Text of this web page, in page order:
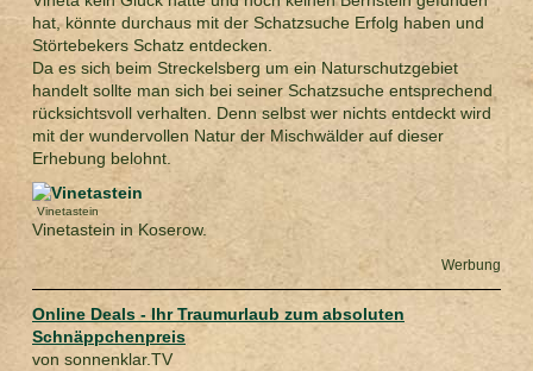
hat, könnte durchaus mit der Schatzsuche Erfolg haben und
Störtebekers Schatz entdecken.
Da es sich beim Streckelsberg um ein Naturschutzgebiet
handelt sollte man sich bei seiner Schatzsuche entsprechend
rücksichtsvoll verhalten. Denn selbst wer nichts entdeckt wird
mit der wundervollen Natur der Mischwälder auf dieser
Erhebung belohnt.
Vinetastein
Vinetastein in Koserow.
Werbung
Online Deals - Ihr Traumurlaub zum absoluten
Schnäppchenpreis
von sonnenklar.TV